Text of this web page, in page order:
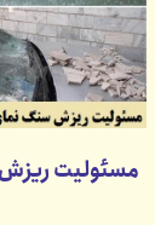
مسئولیت